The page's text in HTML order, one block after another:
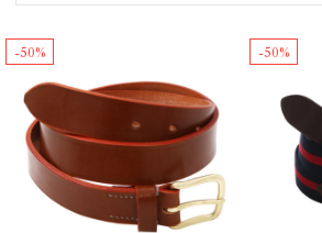
-50% -50%